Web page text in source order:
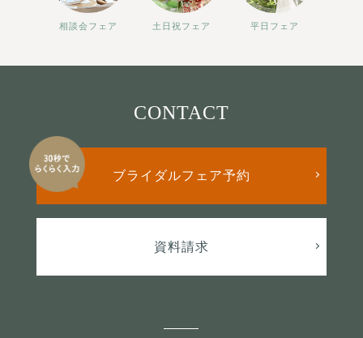
相談会フェア 土日祝フェア 平日フェア
CONTACT
ブライダルフェア予約
資料請求